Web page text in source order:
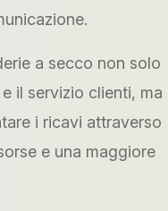
a secco non solo
il servizio clienti, ma
i ricavi attraverso
e una maggiore